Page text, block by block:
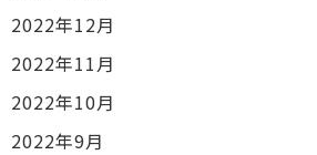
2022年12月
2022年11月
2022年10月
2022年9月